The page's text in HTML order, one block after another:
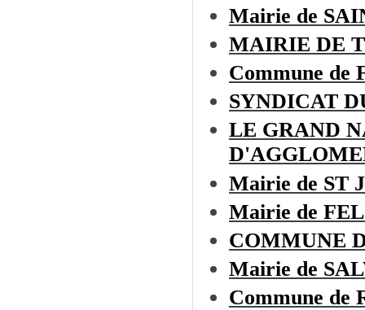
Mairie de
MAIRIE DE
Commune de
SYNDICAT
LE GRAND
Mairie de ST
Mairie de
COMMUNE
Mairie de
Commune de